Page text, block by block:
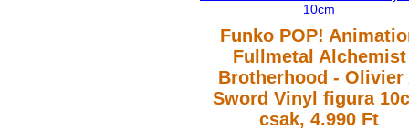
Funko POP!
Fullmetal Alchemist
Brotherhood - Olivier
Sword Vinyl figura
csak, 4.990 Ft